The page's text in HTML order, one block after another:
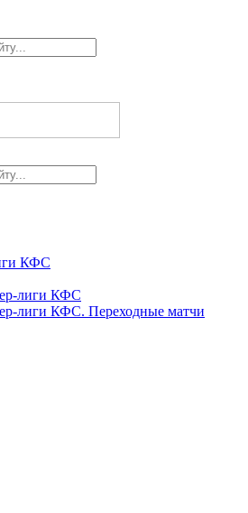
КФС
лиги КФС
лиги КФС. Переходные матчи